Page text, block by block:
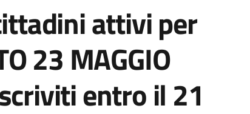
attivi per
23 MAGGIO
entro il 21